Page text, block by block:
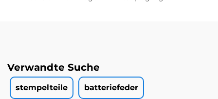
Verwandte Suche
stempelteile batteriefeder